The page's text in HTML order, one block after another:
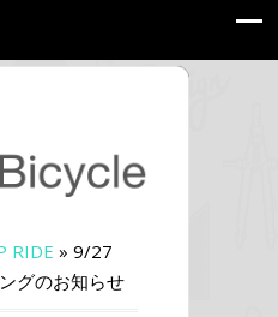
RIDE » 9/27
グのお知らせ